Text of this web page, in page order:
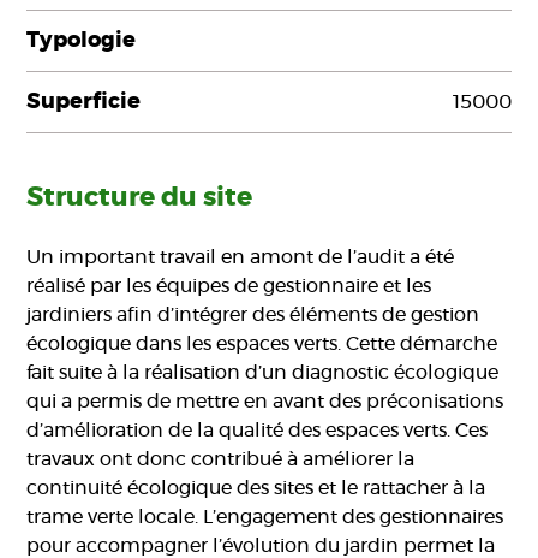
Typologie
Superficie 15000
Structure du site
Un important travail en amont de l’audit a été
réalisé par les équipes de gestionnaire et les
jardiniers afin d’intégrer des éléments de gestion
écologique dans les espaces verts. Cette démarche
fait suite à la réalisation d’un diagnostic écologique
qui a permis de mettre en avant des préconisations
d’amélioration de la qualité des espaces verts. Ces
travaux ont donc contribué à améliorer la
continuité écologique des sites et le rattacher à la
trame verte locale. L’engagement des gestionnaires
pour accompagner l’évolution du jardin permet la